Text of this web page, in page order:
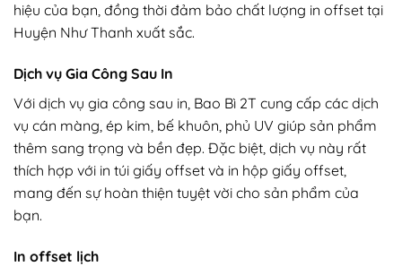
hiệu của bạn, đồng thời đảm bảo chất lượng in offset tại
Huyện Như Thanh xuất sắc.
Dịch vụ Gia Công Sau In
Với dịch vụ gia công sau in, Bao Bì 2T cung cấp các dịch
vụ cán màng, ép kim, bế khuôn, phủ UV giúp sản phẩm
thêm sang trọng và bền đẹp. Đặc biệt, dịch vụ này rất
thích hợp với in túi giấy offset và in hộp giấy offset,
mang đến sự hoàn thiện tuyệt vời cho sản phẩm của
bạn.
In offset lịch